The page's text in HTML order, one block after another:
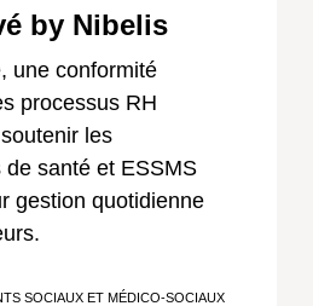
by Nibelis
une conformité
processus RH
les
santé et ESSMS
gestion quotidienne
SOCIAUX ET MÉDICO-SOCIAUX